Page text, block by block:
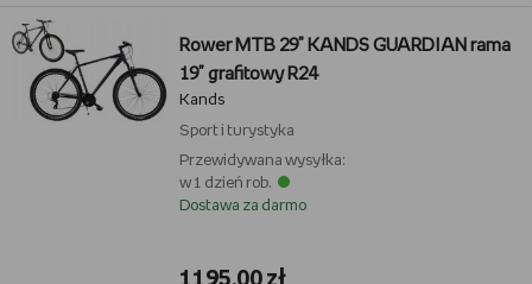
Rower MTB 29" KANDS GUARDIAN rama
19" grafitowy R24
Kands
Sport i turystyka
Przewidywana wysyłka:
w 1 dzień rob.
Dostawa za darmo